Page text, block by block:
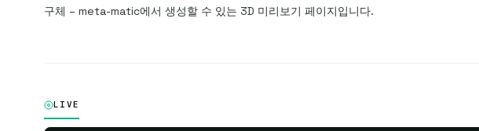
구체 – meta-matic에서 생성할 수 있는 3D 미리보기 페이지입니다.
LIVE